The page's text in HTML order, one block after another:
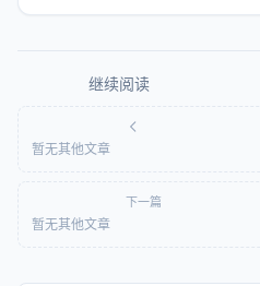
继续阅读
暂无其他文章
下一篇
暂无其他文章